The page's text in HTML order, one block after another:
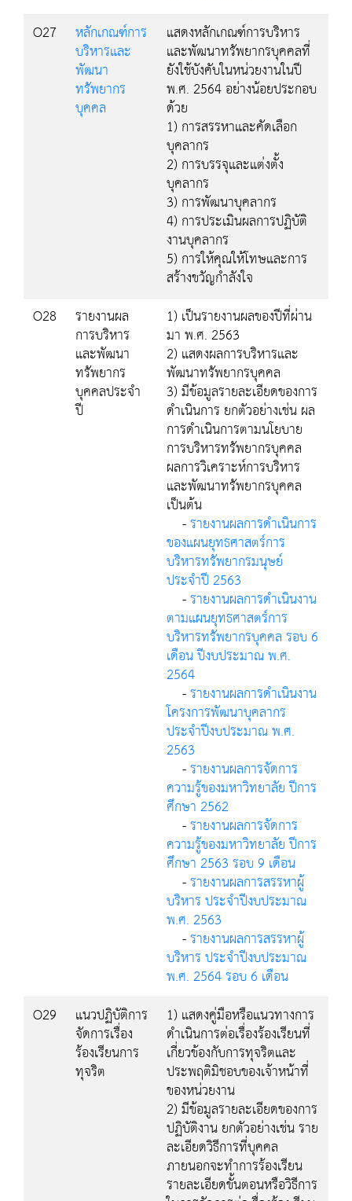
O27
หลักเกณฑ์การ
บริหารและ
พัฒนา
ทรัพยากร
บุคคล
แสดงหลักเกณฑ์การบริหาร
และพัฒนาทรัพยากรบุคคลที่
ยังใช้บังคับในหน่วยงานในปี
พ.ศ. 2564 อย่างน้อยประกอบ
ด้วย
1) การสรรหาและคัดเลือก
บุคลากร
2) การบรรจุและแต่งตั้ง
บุคลากร
3) การพัฒนาบุคลากร
4) การประเมินผลการปฏิบัติ
งานบุคลากร
5) การให้คุณให้โทษและการ
สร้างขวัญกำลังใจ
O28
รายงานผล
การบริหาร
และพัฒนา
ทรัพยากร
บุคคลประจำ
ปี
1) เป็นรายงานผลของปีที่ผ่าน
มา พ.ศ. 2563
2) แสดงผลการบริหารและ
พัฒนาทรัพยากรบุคคล
3) มีข้อมูลรายละเอียดของการ
ดำเนินการ ยกตัวอย่างเช่น ผล
การดำเนินการตามนโยบาย
การบริหารทรัพยากรบุคคล
ผลการวิเคราะห์การบริหาร
และพัฒนาทรัพยากรบุคคล
เป็นต้น
-รายงานผลการดำเนินการ
ของแผนยุทธศาสตร์การ
บริหารทรัพยากรมนุษย์
ประจำปี 2563
-รายงานผลการดำเนินงาน
ตามแผนยุทธศาสตร์การ
บริหารทรัพยากรบุคคล รอบ 6
เดือน ปีงบประมาณ พ.ศ.
2564
-รายงานผลการดำเนินงาน
โครงการพัฒนาบุคลากร
ประจำปีงบประมาณ พ.ศ.
2563
-รายงานผลการจัดการ
ความรู้ของมหาวิทยาลัย ปีการ
ศึกษา 2562
-รายงานผลการจัดการ
ความรู้ของมหาวิทยาลัย ปีการ
ศึกษา 2563 รอบ 9 เดือน
-รายงานผลการสรรหาผู้
บริหาร ประจำปีงบประมาณ
พ.ศ. 2563
-รายงานผลการสรรหาผู้
บริหาร ประจำปีงบประมาณ
พ.ศ. 2564 รอบ 6 เดือน
O29
แนวปฏิบัติการ
จัดการเรื่อง
ร้องเรียนการ
ทุจริต
1) แสดงคู่มือหรือแนวทางการ
ดำเนินการต่อเรื่องร้องเรียนที่
เกี่ยวข้องกับการทุจริตและ
ประพฤติมิชอบของเจ้าหน้าที่
ของหน่วยงาน
2) มีข้อมูลรายละเอียดของการ
ปฏิบัติงาน ยกตัวอย่างเช่น ราย
ละเอียดวิธีการที่บุคคล
ภายนอกจะทำการร้องเรียน
รายละเอียดขั้นตอนหรือวิธีการ